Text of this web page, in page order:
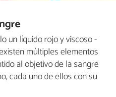
un líquido rojo y viscoso -
múltiples elementos
al objetivo de la sangre
cada uno de ellos con su